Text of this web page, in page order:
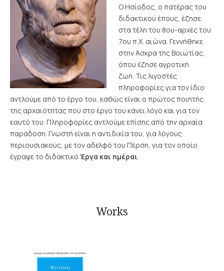
Ο Ησίοδος, ο πατέρας του
διδακτικού έπους, έζησε
στα τέλη του 8ου-αρχές του
7ου π.Χ. αιώνα. Γεννήθηκε
στην Άσκρα της Βοιωτίας,
όπου έζησε αγροτική
ζωή. Τις λιγοστές
πληροφορίες για τον ίδιο
αντλούμε από το έργο του, καθώς είναι ο πρώτος ποιητής
της αρχαιότητας που στο έργο του κάνει λόγο και για τον
εαυτό του. Πληροφορίες αντλούμε επίσης από την αρχαία
παράδοση. Γνωστή είναι η αντιδικία του, για λόγους
περιουσιακούς, με τον αδελφό του Πέρση, για τον οποίο
έγραψε το διδακτικό Έργα και ημέραι
Works